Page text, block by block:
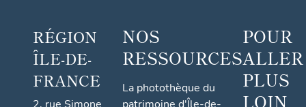
RÉGION
ÎLE-DE-
FRANCE
NOS
RESSOURCES
La photothèque du
POUR
ALLER
PLUS
LOIN